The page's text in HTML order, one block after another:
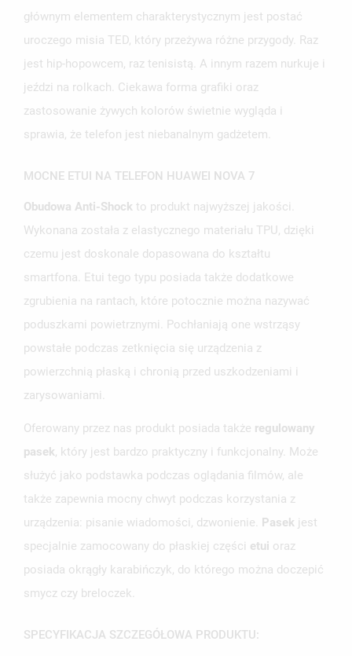
głównym elementem charakterystycznym jest postać
uroczego misia TED, który przeżywa różne przygody. Raz
jest hip-hopowcem, raz tenisistą. A innym razem nurkuje i
jeździ na rolkach. Ciekawa forma grafiki oraz
zastosowanie żywych kolorów świetnie wygląda i
sprawia, że telefon jest niebanalnym gadżetem.
MOCNE ETUI NA TELEFON HUAWEI NOVA 7
Obudowa Anti-Shock to produkt najwyższej jakości.
Wykonana została z elastycznego materiału TPU, dzięki
czemu jest doskonale dopasowana do kształtu
smartfona. Etui tego typu posiada także dodatkowe
zgrubienia na rantach, które potocznie można nazywać
poduszkami powietrznymi. Pochłaniają one wstrząsy
powstałe podczas zetknięcia się urządzenia z
powierzchnią płaską i chronią przed uszkodzeniami i
zarysowaniami.
Oferowany przez nas produkt posiada także regulowany
pasek, który jest bardzo praktyczny i funkcjonalny. Może
służyć jako podstawka podczas oglądania filmów, ale
także zapewnia mocny chwyt podczas korzystania z
urządzenia: pisanie wiadomości, dzwonienie.
Pasek jest
specjalnie zamocowany do płaskiej części etui oraz
posiada okrągły karabińczyk, do którego można doczepić
smycz czy breloczek.
SPECYFIKACJA SZCZEGÓŁOWA PRODUKTU:
MOJE LISTY ŻYCZEŃ
UTWÓRZ NOWĄ LISTĘ
UTWÓRZ LISTĘ ŻYCZEŃ
NAZWA LISTY ŻYCZEŃ
ANULUJ UTWÓRZ LISTĘ ŻYCZEŃ
ZALOGUJ SIĘ
SWOJEJ LIŚCIE ŻYCZEŃ.